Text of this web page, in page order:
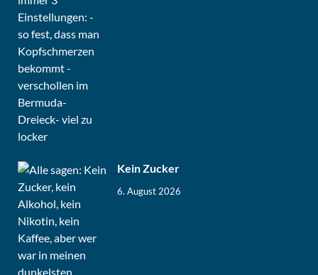
Kein Zucker
6. August 2026